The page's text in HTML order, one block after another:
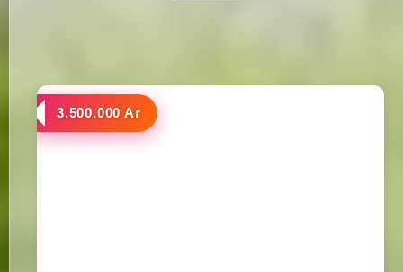
a louer
3.500.000 Ar